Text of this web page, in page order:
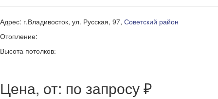
Адрес: г.Владивосток, ул. Русская, 97, Советский район
Отопление:
Высота потолков:
Цена, от: по запросу ₽